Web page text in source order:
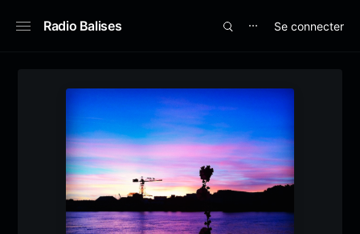
Radio Balises ⋯ Se connecter